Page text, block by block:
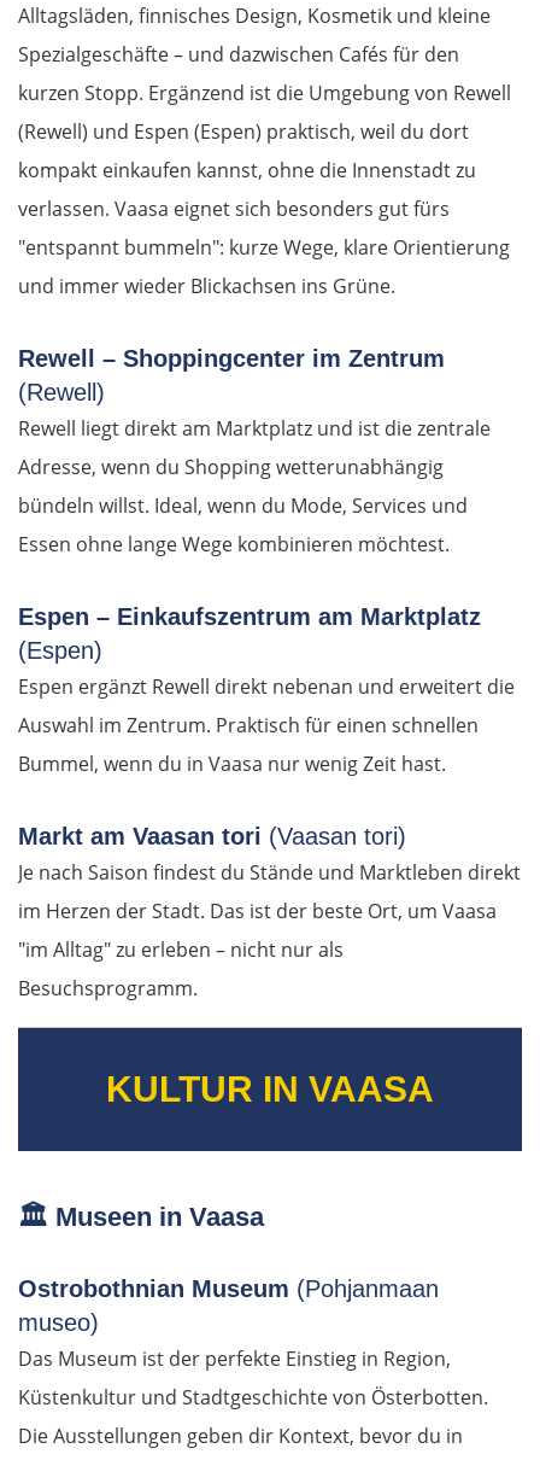
Alltagsläden, finnisches Design, Kosmetik und kleine
Spezialgeschäfte – und dazwischen Cafés für den
kurzen Stopp. Ergänzend ist die Umgebung von Rewell
(Rewell) und Espen (Espen) praktisch, weil du dort
kompakt einkaufen kannst, ohne die Innenstadt zu
verlassen. Vaasa eignet sich besonders gut fürs
"entspannt bummeln": kurze Wege, klare Orientierung
und immer wieder Blickachsen ins Grüne.
Rewell – Shoppingcenter im Zentrum
(Rewell)
Rewell liegt direkt am Marktplatz und ist die zentrale
Adresse, wenn du Shopping wetterunabhängig
bündeln willst. Ideal, wenn du Mode, Services und
Essen ohne lange Wege kombinieren möchtest.
Espen – Einkaufszentrum am Marktplatz
(Espen)
Espen ergänzt Rewell direkt nebenan und erweitert die
Auswahl im Zentrum. Praktisch für einen schnellen
Bummel, wenn du in Vaasa nur wenig Zeit hast.
Markt am Vaasan tori (Vaasan tori)
Je nach Saison findest du Stände und Marktleben direkt
im Herzen der Stadt. Das ist der beste Ort, um Vaasa
"im Alltag" zu erleben – nicht nur als
Besuchsprogramm.
KULTUR IN VAASA
🏛️ Museen in Vaasa
Ostrobothnian Museum (Pohjanmaan
museo)
Das Museum ist der perfekte Einstieg in Region,
Küstenkultur und Stadtgeschichte von Österbotten.
Die Ausstellungen geben dir Kontext, bevor du in
Tiszafüred
Debrecen
Rumänien Ost
Oradea
Cluj-Napoca
Târnăveni
Sibiu
Râmnicu Vâlcea
Pitești
Bukarest
Bulgarien Ost
Ruse
Schumen
Nessebar
Griechenland
Xanthi